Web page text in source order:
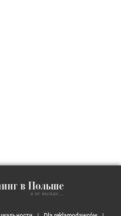
в Польше
и не только ...